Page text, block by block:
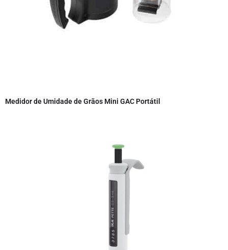
Medidor de Umidade de Grãos Mini GAC Portátil